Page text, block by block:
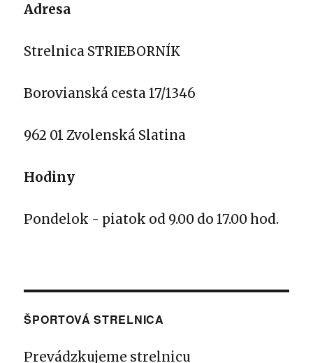
Adresa
Strelnica STRIEBORNÍK
Borovianská cesta 17/1346
962 01 Zvolenská Slatina
Hodiny
Pondelok - piatok od 9.00 do 17.00 hod.
ŠPORTOVÁ STRELNICA
Prevádzkujeme strelnicu